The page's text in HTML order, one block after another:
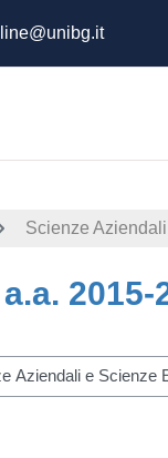
Scienze
2015-
di corso